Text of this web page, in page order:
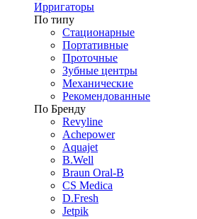
Ирригаторы
По типу
Стационарные
Портативные
Проточные
Зубные центры
Механические
Рекомендованные
По Бренду
Revyline
Achepower
Aquajet
B.Well
Braun Oral-B
CS Medica
D.Fresh
Jetpik